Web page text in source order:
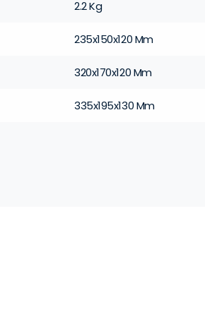
2.2 Kg
235x150x120 Mm
320x170x120 Mm
335x195x130 Mm